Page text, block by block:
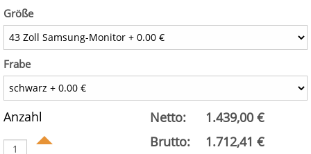
Größe
Frabe
Anzahl Netto:
1.439,00 €
Brutto:
1.712,41 €